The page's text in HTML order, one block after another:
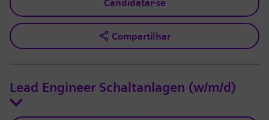
Candidatar-se
Compartilhar
Lead Engineer Schaltanlagen (w/m/d)